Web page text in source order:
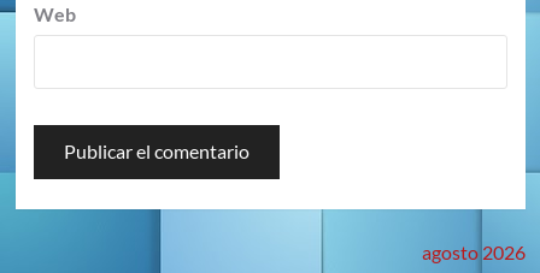
Web
agosto 2026